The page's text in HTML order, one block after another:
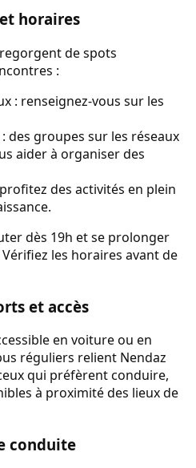
horaires
de spots
:
: renseignez-vous sur les
des groupes sur les réseaux
aider à organiser des
des activités en plein
dès 19h et se prolonger
les horaires avant de
et accès
en voiture ou en
réguliers relient Nendaz
qui préfèrent conduire,
à proximité des lieux de
conduite